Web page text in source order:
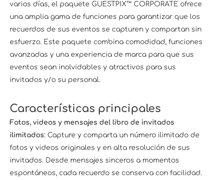
varios días, el paquete GUESTPIX™ CORPORATE ofrece
una amplia gama de funciones para garantizar que los
recuerdos de sus eventos se capturen y compartan sin
esfuerzo. Este paquete combina comodidad, funciones
avanzadas y una experiencia de marca para que sus
eventos sean inolvidables y atractivos para sus
invitados y/o su personal.
Características principales
Fotos, videos y mensajes del libro de invitados
ilimitados: Capture y comparta un número ilimitado de
fotos y videos originales y en alta resolución de sus
invitados. Desde mensajes sinceros a momentos
espontáneos, cada recuerdo se conserva con facilidad.